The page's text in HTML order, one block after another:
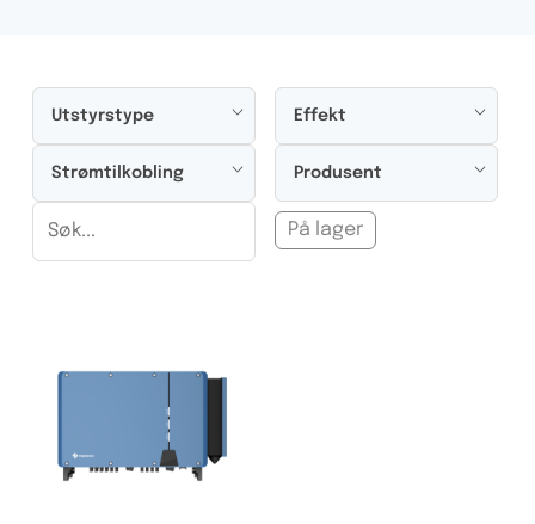
Utstyrstype Effekt
Strømtilkobling Produsent
På lager